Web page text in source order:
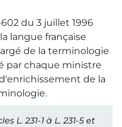
du 3 juillet 1996
langue française
de la terminologie
par chaque ministre
de la
L. 231-1 à L. 231-5 et